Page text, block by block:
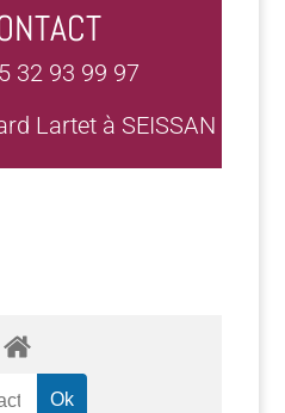
32 93 99 97
Lartet à SEISSAN